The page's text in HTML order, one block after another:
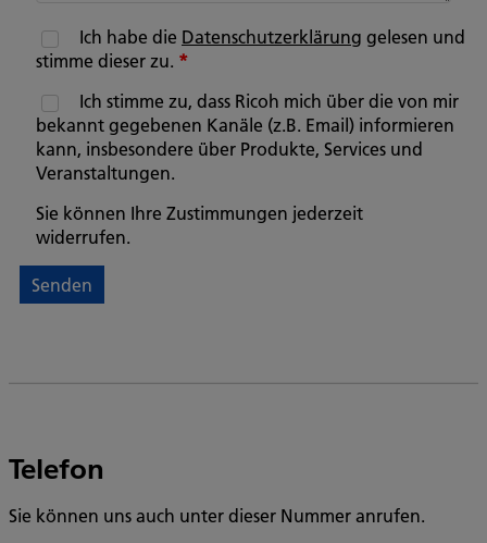
Ich habe die Datenschutzerklärung gelesen und
stimme dieser zu. *
Ich stimme zu, dass Ricoh mich über die von mir
bekannt gegebenen Kanäle (z.B. Email) informieren
kann, insbesondere über Produkte, Services und
Veranstaltungen.
Sie können Ihre Zustimmungen jederzeit
widerrufen.
Telefon
Sie können uns auch unter dieser Nummer anrufen.